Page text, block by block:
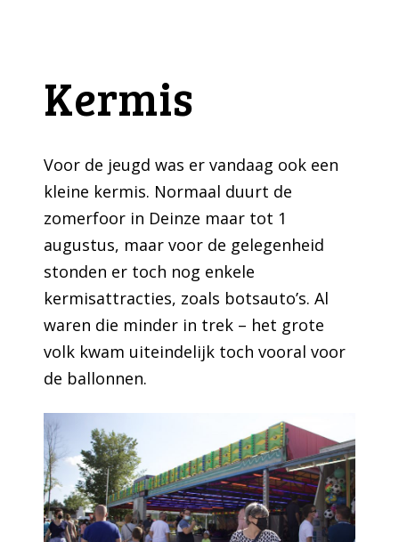
Kermis
Voor de jeugd was er vandaag ook een
kleine kermis. Normaal duurt de
zomerfoor in Deinze maar tot 1
augustus, maar voor de gelegenheid
stonden er toch nog enkele
kermisattracties, zoals botsauto’s. Al
waren die minder in trek – het grote
volk kwam uiteindelijk toch vooral voor
de ballonnen.